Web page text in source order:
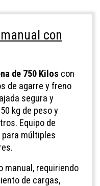
con
de 750 Kilos con
de agarre y freno
segura y
kg de peso y
Equipo de
múltiples
manual, requiriendo
de cargas,